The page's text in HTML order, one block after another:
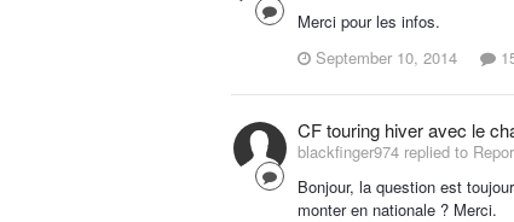
Merci pour les infos.
September 10, 2014
CF touring hiver avec le
blackfinger974 replied to
Bonjour, la question est
monter en nationale ? Merci.